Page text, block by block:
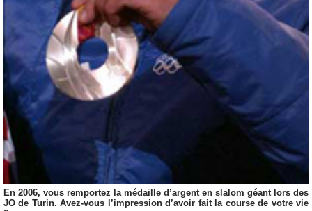
En 2006, vous remportez la médaille d’argent en slalom géant lors des
JO de Turin. Avez-vous l’impression d’avoir fait la course de votre vie